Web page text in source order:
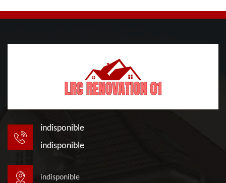
indisponible
indisponible
indisponible